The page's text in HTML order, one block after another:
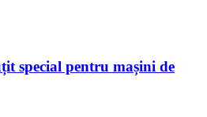
special pentru mașini de